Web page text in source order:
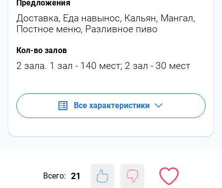
Предложения
Доставка, Еда навынос, Кальян, Мангал,
Постное меню, Разливное пиво
Кол-во залов
2 зала. 1 зал - 140 мест; 2 зал - 30 мест
Все характеристики
Всего: 21